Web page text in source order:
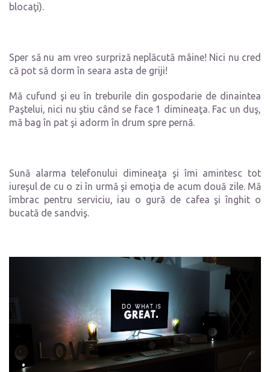
blocaţi).
Sper să nu am vreo surpriză neplăcută mâine! Nici nu cred
că pot să dorm în seara asta de griji!
Mă cufund şi eu în treburile din gospodarie de dinaintea
Paştelui, nici nu ştiu când se face 1 dimineaţa. Fac un duş,
mă bag în pat şi adorm în drum spre pernă.
Sună alarma telefonului dimineaţa şi îmi amintesc tot
iureşul de cu o zi în urmă şi emoţia de acum două zile. Mă
îmbrac pentru serviciu, iau o gură de cafea şi înghit o
bucată de sandviş.